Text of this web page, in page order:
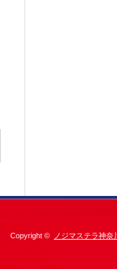
Copyright © ノジマステラ神